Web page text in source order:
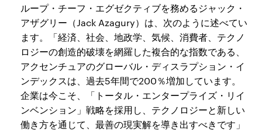
ループ・チーフ・エグゼクティブを務めるジャック・
アザグリー（Jack Azagury）は、次のように述べてい
ます。「経済、社会、地政学、気候、消費者、テクノ
ロジーの創造的破壊を網羅した複合的な指数である、
アクセンチュアのグローバル・ディスラプション・イ
ンデックスは、過去5年間で200％増加しています。
企業は今こそ、「トータル・エンタープライズ・リイ
ンベンション」戦略を採用し、テクノロジーと新しい
働き方を通じて、最善の現実解を導き出すべきです」